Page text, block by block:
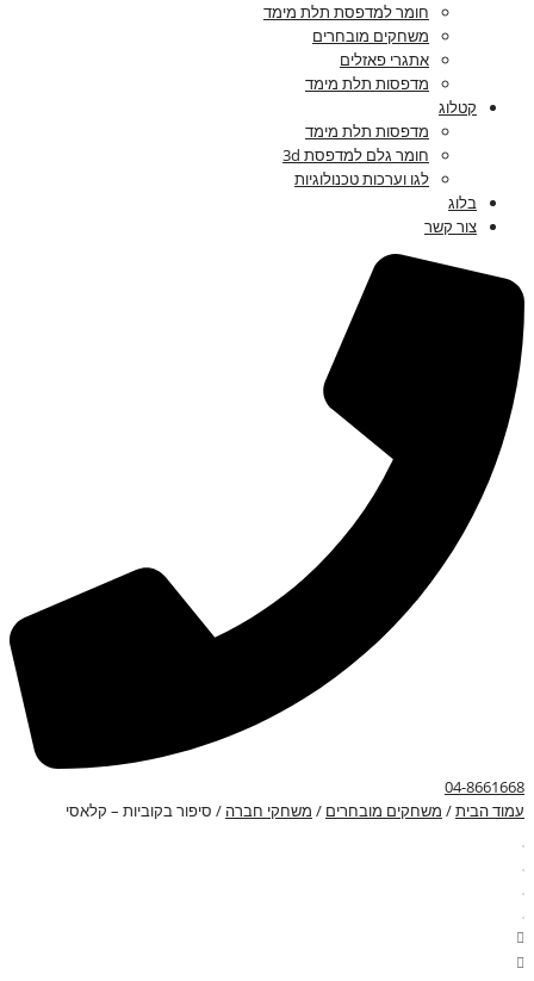
חומר למדפסת תלת מימד
משחקים מובחרים
אתגרי פאזלים
מדפסות תלת מימד
קטלוג
מדפסות תלת מימד
חומר גלם למדפסת 3d
לגו וערכות טכנולוגיות
בלוג
צור קשר
04-8661668
עמוד הבית/ משחקים מובחרים / משחקי חברה / סיפור בקוביות – קלאסי